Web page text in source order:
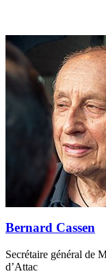
Bernard Cassen
Secrétaire général de
d’Attac